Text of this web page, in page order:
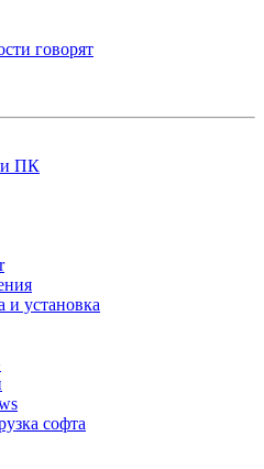
говорят
ПК
и установка
софта